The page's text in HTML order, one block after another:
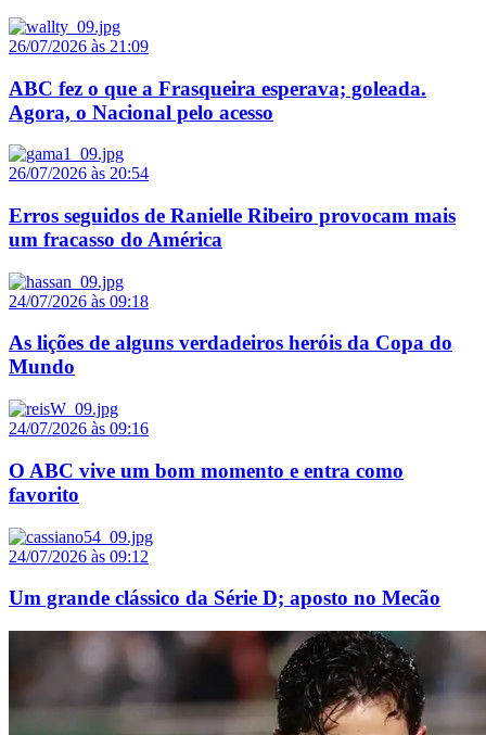
26/07/2026 às 21:09
ABC fez o que a Frasqueira esperava; goleada.
Agora, o Nacional pelo acesso
26/07/2026 às 20:54
Erros seguidos de Ranielle Ribeiro provocam mais
um fracasso do América
24/07/2026 às 09:18
As lições de alguns verdadeiros heróis da Copa do
Mundo
24/07/2026 às 09:16
O ABC vive um bom momento e entra como
favorito
24/07/2026 às 09:12
Um grande clássico da Série D; aposto no Mecão